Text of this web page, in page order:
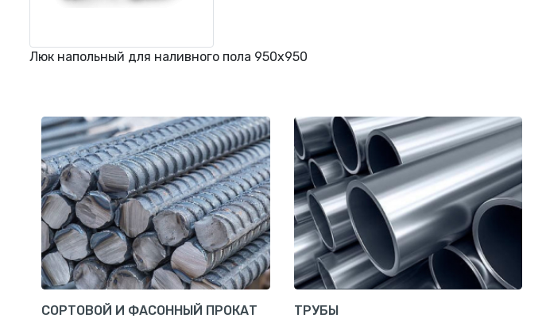
Люк напольный для наливного пола 950х950
СОРТОВОЙ И ФАСОННЫЙ ПРОКАТ ТРУБЫ